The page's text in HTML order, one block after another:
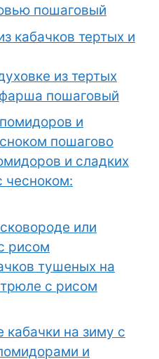
пошаговый
из тертых
пошаговый
и сладких
чесноком:
тушеных на
с рисом